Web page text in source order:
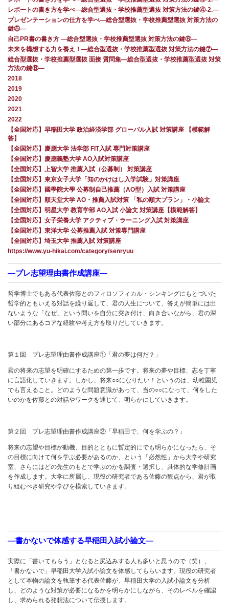
レポートの書き方を学べ―総合型選抜・学校推薦型選抜 対策方法の鍵④-2.―
プレゼンテーションの仕方を学べ―総合型選抜・学校推薦型選抜 対策方法の
鍵⑤―
自己PR書の書き方 —総合型選抜・学校推薦型選抜 対策方法の鍵⑥—
未来を構想する力を養え！—総合型選抜・学校推薦型選抜 対策方法の鍵⑦—
総合型選抜・学校推薦型選抜 面接 質問集—総合型選抜・学校推薦型選抜 対策
方法の鍵⑧—
2018
2019
2020
2021
2022
【全国対応】早稲田大学 政治経済学部 グローバル入試 対策講座 【模範解
答】
【全国対応】慶應大学 法学部 FIT入試 専門対策講座
【全国対応】慶應義塾大学 AO入試対策講座
【全国対応】上智大学 推薦入試（公募制） 対策講座
【全国対応】東京女子大学「知のかけはし入学試験」対策講座
【全国対応】國學院大學 公募制自己推薦（AO型）入試 対策講座
【全国対応】順天堂大学 AO・推薦入試対策 「私の順大プラン」・小論文
【全国対応】明星大学 教育学部 AO入試 小論文 対策講座【模範解答】
【全国対応】女子栄養大学 アクティブ・ラーニング入試 対策講座
【全国対応】東洋大学 公募推薦入試 対策専門講座
【全国対応】埼玉大学 推薦入試 対策講座
https://www.yu-hikai.com/category/senryuu
―プレ志望理由書作成講座―
哲学博士でもある代表佐藤とのフィロソフィカル・シンキングにもとづいた
哲学的ともいえる対話を繰り返して、君の人生について、答えが簡単には出
ないような「なぜ」という問いを自分に突き付け、向き合いながら、君の深
い部分にあるコアな経験や考え方を取りだしていきます。
第１回 プレ志望理由書作成講座①「君の夢は何だ？」
君の将来の志望を明確にするための第一歩です。将来の夢や目標、志を丁寧
に言語化していきます。しかし、将来○○になりたい！というのは、幼稚園児
でも言えること。どのような問題意識があって、当の○○になって、何をした
いのかを佐藤との対話やワークを通じて、明らかにしていきます。
第２回 プレ志望理由書作成講座②「早稲田で、何を学ぶの？」
将来の志望や目標が動機、目的とともに暫定的にでも明らかになったら、そ
の目標に向けて何を学ぶ必要があるのか、という「必然性」から大学や研究
室、さらにはどの先生のもとで学ぶのかを調査・選択し、具体的な学修計画
を作成します。大学に所属し、現役の研究者である佐藤の観点から、君が取
り組むべき研究や学びを模索していきます。
―書かないで体感する早稲田入試小論文―
実際に「書いてもらう」となると尻込みする人も多いと思うので（笑）、
「書かないで」早稲田大学入試小論文を体感してもらいます。現役の研究者
として本物の論文を執筆する代表佐藤が、早稲田大学の入試小論文を分析
し、どのような対策が必要になるかを明らかにしながら、そのレベルを確認
し、求められる発想法について伝授します。